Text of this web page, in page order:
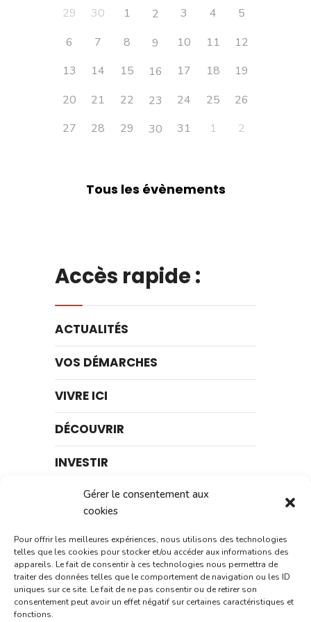
Gérer le consentement aux
cookies
Pour offrir les meilleures expériences, nous utilisons des technologies
telles que les cookies pour stocker et/ou accéder aux informations des
appareils. Le fait de consentir à ces technologies nous permettra de
traiter des données telles que le comportement de navigation ou les ID
uniques sur ce site. Le fait de ne pas consentir ou de retirer son
consentement peut avoir un effet négatif sur certaines caractéristiques et
fonctions.
29 30 1 2 3 4
5
6
7 8 9 10 11
12
13
14 15 16 17 18
19
20
21 22 23 24 25
26
27
28 29 30 31 1 2
Tous les évènements
Accès rapide :
ACTUALITÉS
VOS DÉMARCHES
VIVRE ICI
DÉCOUVRIR
INVESTIR
AGENDA
Rechercher